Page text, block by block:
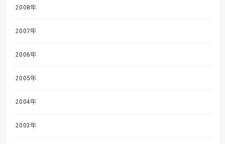
2008年
2007年
2006年
2005年
2004年
2003年